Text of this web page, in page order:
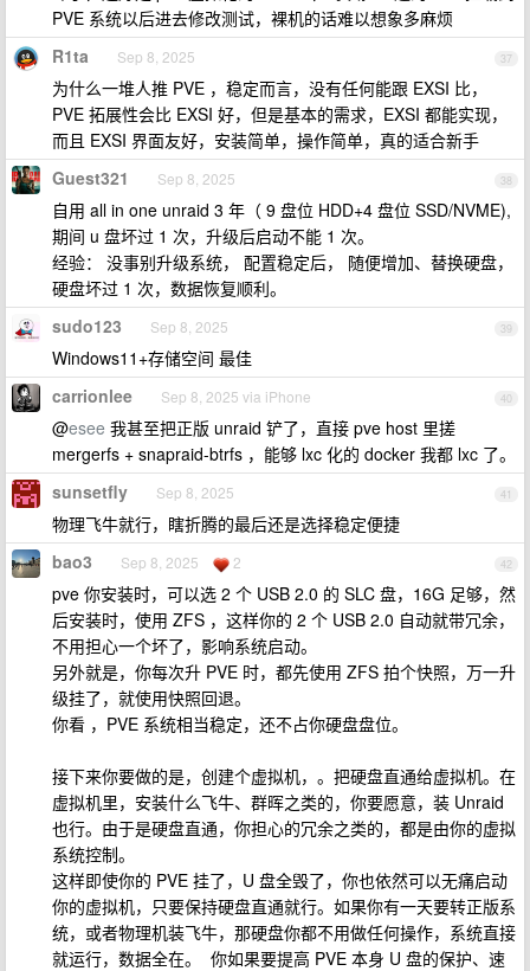
PVE 系统以后进去修改测试，裸机的话难以想象多麻烦
37
R1ta Sep 8, 2025
为什么一堆人推 PVE ，稳定而言，没有任何能跟 EXSI 比，
PVE 拓展性会比 EXSI 好，但是基本的需求，EXSI 都能实现，
而且 EXSI 界面友好，安装简单，操作简单，真的适合新手
38
Guest321 Sep 8, 2025
自用 all in one unraid 3 年（ 9 盘位 HDD+4 盘位 SSD/NVME),
期间 u 盘坏过 1 次，升级后启动不能 1 次。
经验： 没事别升级系统， 配置稳定后， 随便增加、替换硬盘，
硬盘坏过 1 次，数据恢复顺利。
39
sudo123 Sep 8, 2025
Windows11+存储空间 最佳
40
carrionlee Sep 8, 2025 via iPhone
@esee 我甚至把正版 unraid 铲了，直接 pve host 里搓
mergerfs + snapraid-btrfs ，能够 lxc 化的 docker 我都 lxc 了。
41
sunsetfly Sep 8, 2025
物理飞牛就行，瞎折腾的最后还是选择稳定便捷
42
bao3 Sep 8, 2025 2
pve 你安装时，可以选 2 个 USB 2.0 的 SLC 盘，16G 足够，然
后安装时，使用 ZFS ，这样你的 2 个 USB 2.0 自动就带冗余，
不用担心一个坏了，影响系统启动。
另外就是，你每次升 PVE 时，都先使用 ZFS 拍个快照，万一升
级挂了，就使用快照回退。
你看 ，PVE 系统相当稳定，还不占你硬盘盘位。
接下来你要做的是，创建个虚拟机，。把硬盘直通给虚拟机。在
虚拟机里，安装什么飞牛、群晖之类的，你要愿意，装 Unraid
也行。由于是硬盘直通，你担心的冗余之类的，都是由你的虚拟
系统控制。
这样即使你的 PVE 挂了，U 盘全毁了，你也依然可以无痛启动
你的虚拟机，只要保持硬盘直通就行。如果你有一天要转正版系
统，或者物理机装飞牛，那硬盘你都不用做任何操作，系统直接
就运行，数据全在。 你如果要提高 PVE 本身 U 盘的保护、速